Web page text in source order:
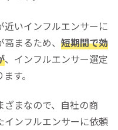
いインフルエンサーに
まるため、 短期間で効
、インフルエンサー選定
す。
ざまなので、自社の商
インフルエンサーに依頼